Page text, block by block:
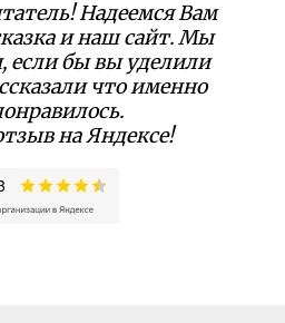
Надеемся Вам
и наш сайт. Мы
если бы вы уделили
что именно
на Яндексе!